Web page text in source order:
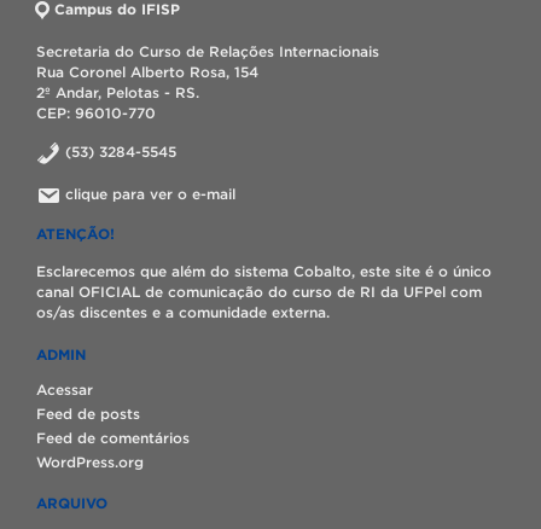
Campus do IFISP
Secretaria do Curso de Relações Internacionais
Rua Coronel Alberto Rosa, 154
2º Andar, Pelotas - RS.
CEP: 96010-770
(53) 3284-5545
clique para ver o e-mail
ATENÇÃO!
Esclarecemos que além do sistema Cobalto, este site é o único
canal OFICIAL de comunicação do curso de RI da UFPel com
os/as discentes e a comunidade externa.
ADMIN
Acessar
Feed de posts
Feed de comentários
WordPress.org
ARQUIVO